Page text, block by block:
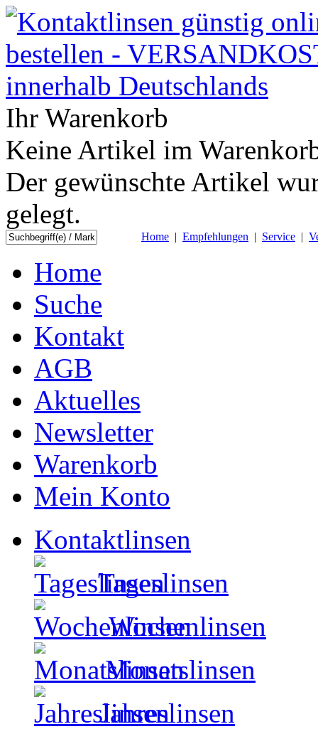
Ihr Warenkorb
Keine Artikel im
Der gewünschte Artikel
gelegt.
Home | Empfehlungen | Service |
Home
Suche
Kontakt
AGB
Aktuelles
Newsletter
Warenkorb
Mein Konto
Kontaktlinsen
Tageslinsen
Wochenlinsen
Monatslinsen
Jahreslinsen